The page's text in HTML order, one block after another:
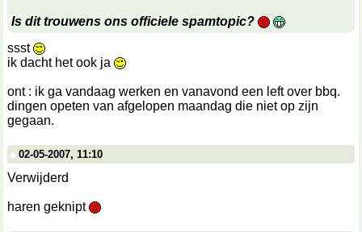
Is dit trouwens ons officiele spamtopic?
ssst
ik dacht het ook ja
ont : ik ga vandaag werken en vanavond een left over bbq.
dingen opeten van afgelopen maandag die niet op zijn
gegaan.
02-05-2007, 11:10
Verwijderd
haren geknipt